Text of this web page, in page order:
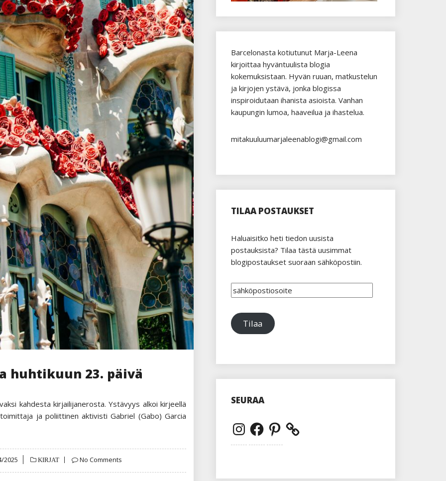
huhtikuun 23. päivä
kahdesta kirjailijanerosta. Ystävyys alkoi kirjeellä
ja poliittinen aktivisti Gabriel (Gabo) Garcia
2025 KIRJAT No Comments
Barcelonasta kotiutunut Marja-Leena
kirjoittaa hyväntuulista blogia
kokemuksistaan. Hyvän ruuan, matkustelun
ja kirjojen ystävä, jonka blogissa
inspiroidutaan ihanista asioista. Vanhan
kaupungin lumoa, haaveilua ja ihastelua.
mitakuuluumarjaleenablogi@gmail.com
TILAA POSTAUKSET
Haluaisitko heti tiedon uusista
postauksista? Tilaa tästä uusimmat
blogipostaukset suoraan sähköpostiin.
sähköpostiosoite
Tilaa
SEURAA
InstagramFacebookPinterest